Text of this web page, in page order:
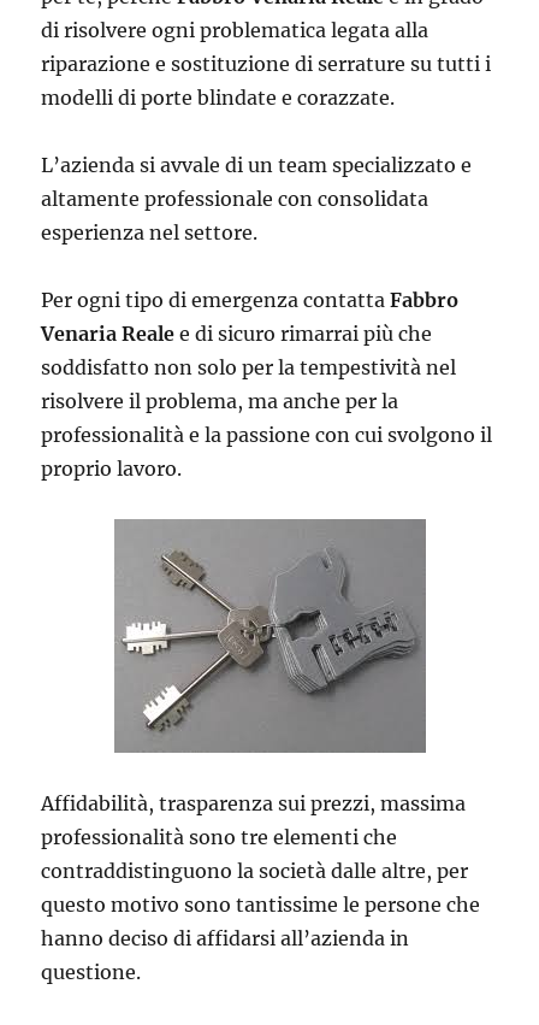
di risolvere ogni problematica legata alla
riparazione e sostituzione di serrature su tutti i
modelli di porte blindate e corazzate.
L’azienda si avvale di un team specializzato e
altamente professionale con consolidata
esperienza nel settore.
Per ogni tipo di emergenza contattaFabbro
Venaria Reale e di sicuro rimarrai più che
soddisfatto non solo per la tempestività nel
risolvere il problema, ma anche per la
professionalità e la passione con cui svolgono il
proprio lavoro.
Affidabilità, trasparenza sui prezzi, massima
professionalità sono tre elementi che
contraddistinguono la società dalle altre, per
questo motivo sono tantissime le persone che
hanno deciso di affidarsi all’azienda in
questione.